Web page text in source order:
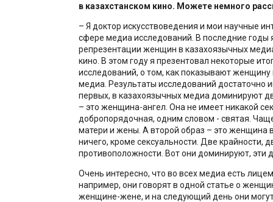
в казахстанском кино. Можете немного
– Я доктор искусствоведения и мои научные
сфере медиа исследований. В последние годы
репрезентации женщин в казахоязычных
кино. В этом году я презентовал некоторые
исследований, о том, как показывают женщину
медиа. Результаты исследований достаточно
первых, в казахоязычных медиа доминируют
– это женщина-ангел. Она не имеет никакой
добропорядочная, одним словом - святая.
матери и жены. А второй образ – это женщина
ничего, кроме сексуальности. Две крайности,
противоположности. Вот они доминируют, эти
Очень интересно, что во всех медиа есть
например, они говорят в одной статье о
женщине-жене, и на следующий день они могут